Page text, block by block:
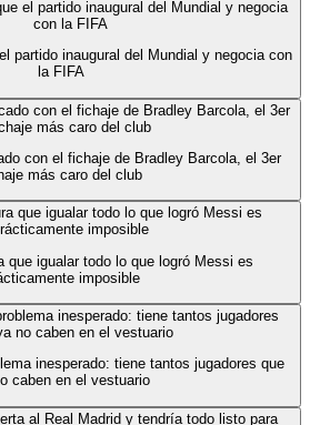
partido inaugural del Mundial y negocia con
la FIFA
con el fichaje de Bradley Barcola, el 3er
más caro del club
que igualar todo lo que logró Messi es
imposible
inesperado: tiene tantos jugadores que
caben en el vestuario